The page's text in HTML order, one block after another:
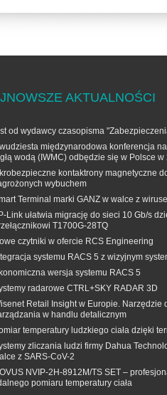
AKTUALNOŚCI
od wydawcy czasopisma
międzynarodowa konferencja
wodą (IWMC) odbędzie się w Polsce w
kontaktrony magnetyczne
wybuchem
Terminal marki GANZ w walce z
Link ułatwia migrację do sieci 10 Gb/s
T1700G‑28TQ
czytniki w ofercie RCS Engineering
systemu RACS 5 z wizyjnym
wersja systemu RACS 5
radarowe CTRL+SKY RADAR 3D
Retail Insight w Europie. Narzędzie
w handlu detalicznym
temperatury ludzkiego ciała dzięki
zliczania ludzi firmy Dahua
z SARS-CoV-2
NVIP-2H-8912M/TS SET –
pomiaru temperatury ciała